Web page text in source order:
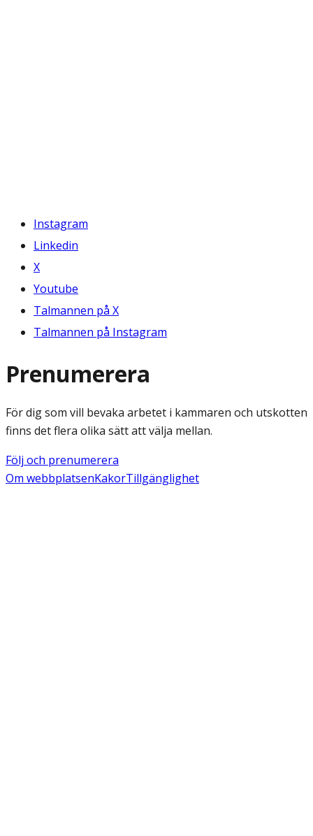
Instagram
Linkedin
X
Youtube
Talmannen på X
Talmannen på Instagram
Prenumerera
För dig som vill bevaka arbetet i kammaren och utskotten
finns det flera olika sätt att välja mellan.
Följ och prenumerera
Om webbplatsenKakorTillgänglighet